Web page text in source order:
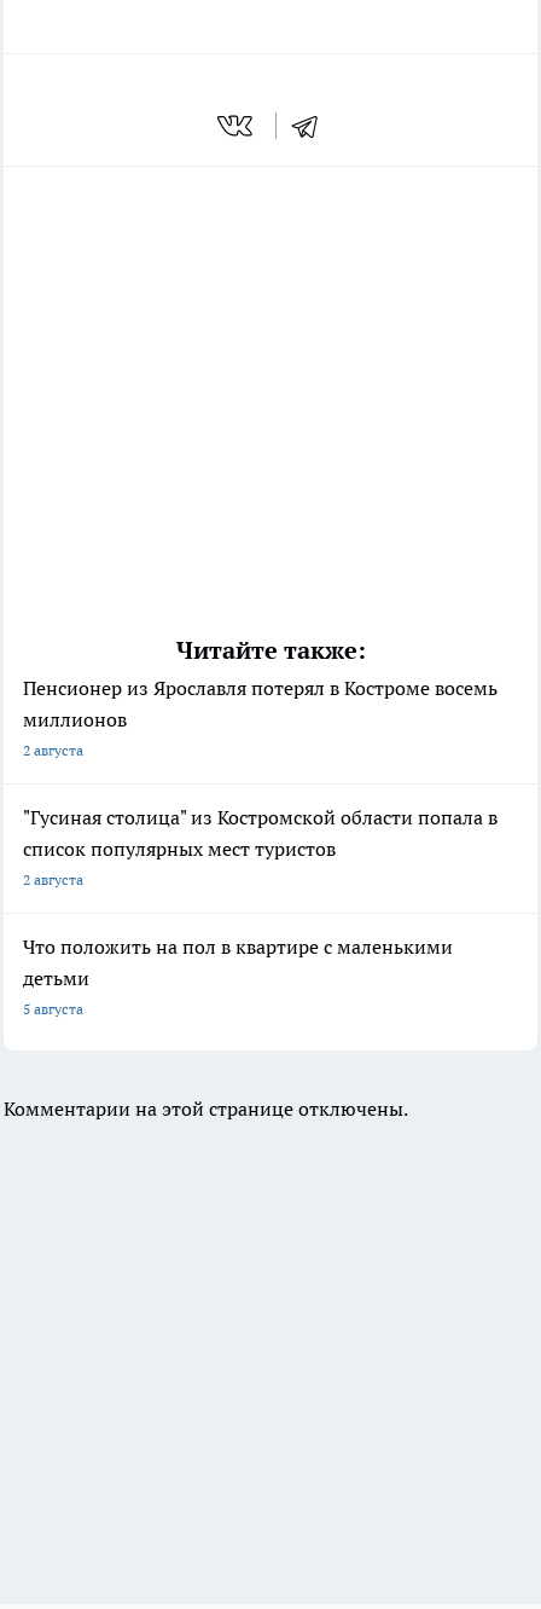
Читайте также:
Пенсионер из Ярославля потерял в Костроме восемь
миллионов
2 августа
"Гусиная столица" из Костромской области попала в
список популярных мест туристов
2 августа
Что положить на пол в квартире с маленькими
детьми
5 августа
Комментарии на этой странице отключены.